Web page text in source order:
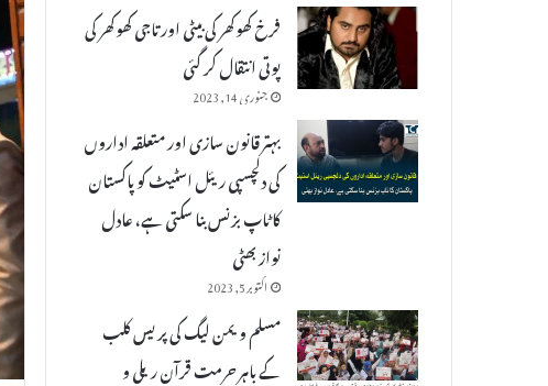
فرخ کھوکھر کی بیٹی اور تاجی کھوکھر کی
پوتی انتقال کر گئی
جنوری 14, 2023
بہتر قانون سازی اور متعلقہ اداروں
کی دلچسپی ریئل اسٹیٹ کو پاکستان
کا ٹاپ بزنس بنا سکتی ہے، عادل
نواز بھٹی
اکتوبر 5, 2023
مسلم ویمن لیگ کی پریس کلب
کے باہر حرمت قرآن ریلی و